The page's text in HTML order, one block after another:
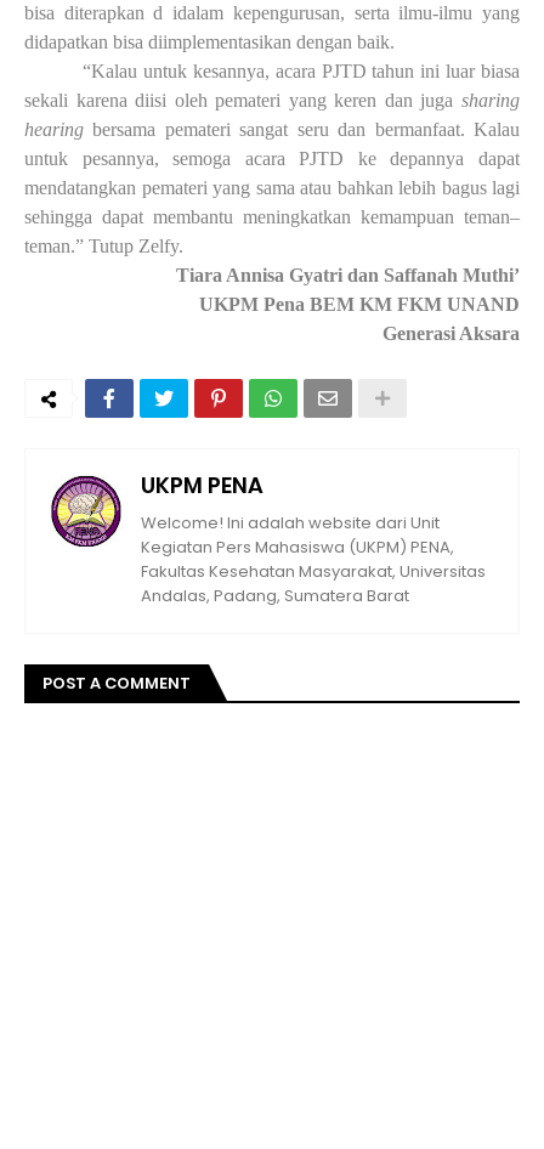
bisa diterapkan d idalam kepengurusan, serta ilmu-ilmu yang
didapatkan bisa diimplementasikan dengan baik.
“Kalau untuk kesannya, acara PJTD tahun ini luar biasa
sekali karena diisi oleh pemateri yang keren dan juga sharing
hearing bersama pemateri sangat seru dan bermanfaat. Kalau
untuk pesannya, semoga acara PJTD ke
depannya dapat
mendatangkan pemateri yang sama atau bahkan lebih bagus lagi
sehingga dapat membantu meningkatkan kemampuan teman–
teman.” Tutup Zelfy.
Tiara Annisa Gyatri dan Saffanah Muthi’
UKPM Pena BEM KM FKM UNAND
Generasi Aksara
UKPM PENA
Welcome! Ini adalah website dari Unit
Kegiatan Pers Mahasiswa (UKPM) PENA,
Fakultas Kesehatan Masyarakat, Universitas
Andalas, Padang, Sumatera Barat
POST A COMMENT